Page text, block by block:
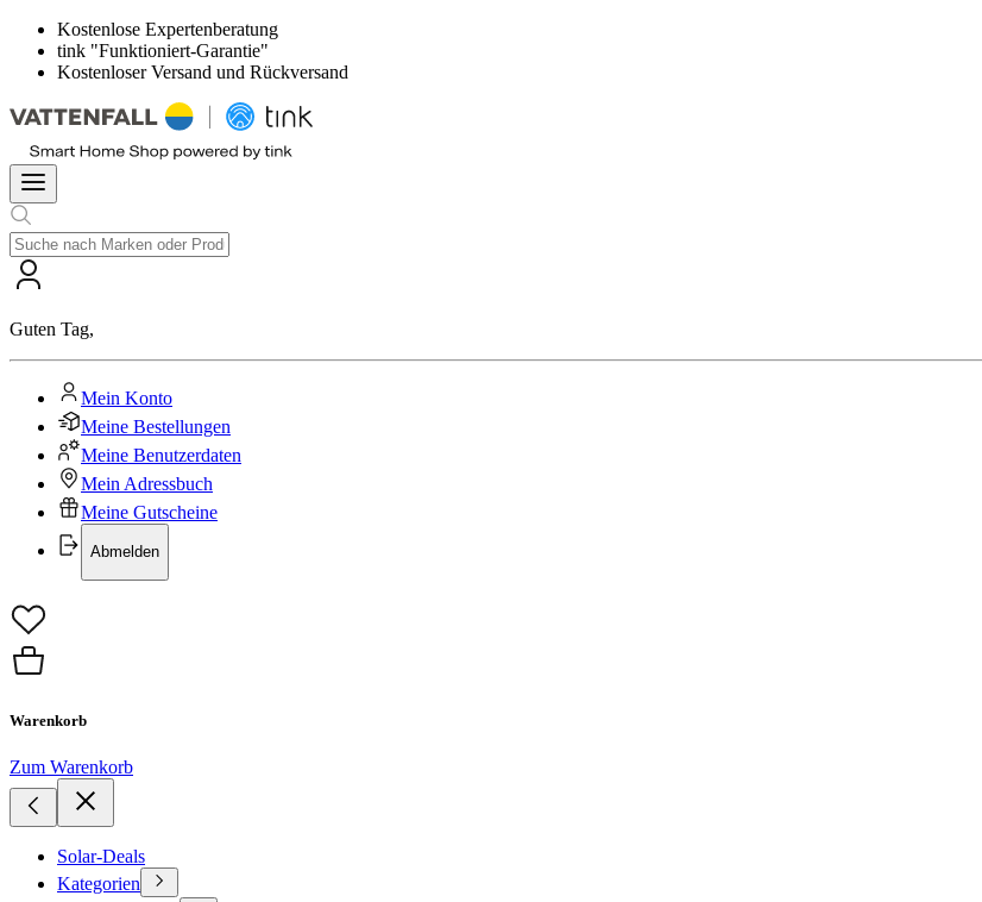
Kostenlose Expertenberatung
tink "Funktioniert-Garantie"
Kostenloser Versand und Rückversand
Guten Tag,
Mein Konto
Meine Bestellungen
Meine Benutzerdaten
Mein Adressbuch
Meine Gutscheine
Abmelden
Warenkorb
Zum Warenkorb
Solar-Deals
Kategorien